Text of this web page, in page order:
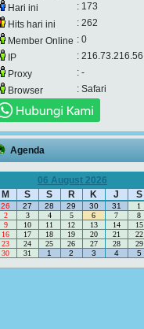
Hari ini
: 173
Hits hari ini
: 262
Member Online : 0
IP
: 216.73.216.56
Proxy
: -
Browser
: Safari
Agenda
06 August 2026
M
S S R K J S
26 27 28 29 30 31
1
2
3 4 5 6 7
8
9
10 11 12 13 14
15
16
17 18 19 20 21
22
23
24 25 26 27 28
29
30
31 1 2 3 4 5